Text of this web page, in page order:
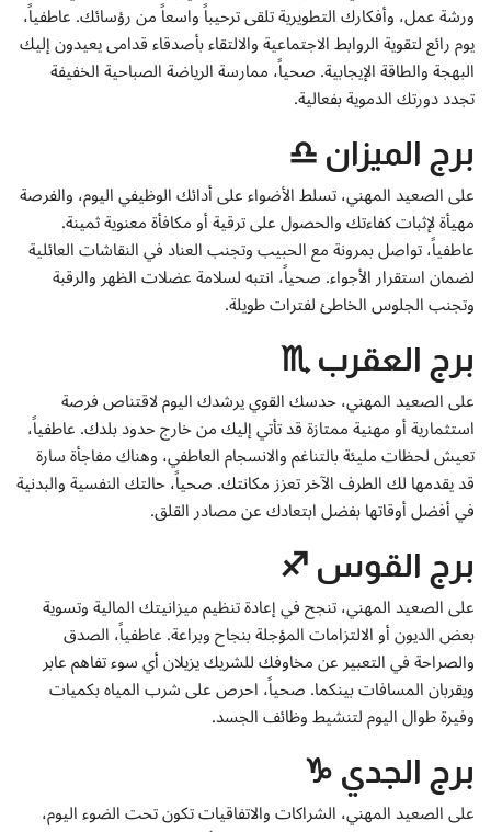
ورشة عمل، وأفكارك التطويرية تلقى ترحيباً واسعاً من رؤسائك. عاطفياً،
يوم رائع لتقوية الروابط الاجتماعية والالتقاء بأصدقاء قدامى يعيدون إليك
البهجة والطاقة الإيجابية. صحياً، ممارسة الرياضة الصباحية الخفيفة
تجدد دورتك الدموية بفعالية.
برج الميزان ♎
على الصعيد المهني، تسلط الأضواء على أدائك الوظيفي اليوم، والفرصة
مهيأة لإثبات كفاءتك والحصول على ترقية أو مكافأة معنوية ثمينة.
عاطفياً، تواصل بمرونة مع الحبيب وتجنب العناد في النقاشات العائلية
لضمان استقرار الأجواء. صحياً، انتبه لسلامة عضلات الظهر والرقبة
وتجنب الجلوس الخاطئ لفترات طويلة.
برج العقرب ♏
على الصعيد المهني، حدسك القوي يرشدك اليوم لاقتناص فرصة
استثمارية أو مهنية ممتازة قد تأتي إليك من خارج حدود بلدك. عاطفياً،
تعيش لحظات مليئة بالتناغم والانسجام العاطفي، وهناك مفاجأة سارة
قد يقدمها لك الطرف الآخر تعزز مكانتك. صحياً، حالتك النفسية والبدنية
في أفضل أوقاتها بفضل ابتعادك عن مصادر القلق.
برج القوس ♐
على الصعيد المهني، تنجح في إعادة تنظيم ميزانيتك المالية وتسوية
بعض الديون أو الالتزامات المؤجلة بنجاح وبراعة. عاطفياً، الصدق
والصراحة في التعبير عن مخاوفك للشريك يزيلان أي سوء تفاهم عابر
ويقربان المسافات بينكما. صحياً، احرص على شرب المياه بكميات
وفيرة طوال اليوم لتنشيط وظائف الجسد.
برج الجدي ♑
على الصعيد المهني، الشراكات والاتفاقيات تكون تحت الضوء اليوم،